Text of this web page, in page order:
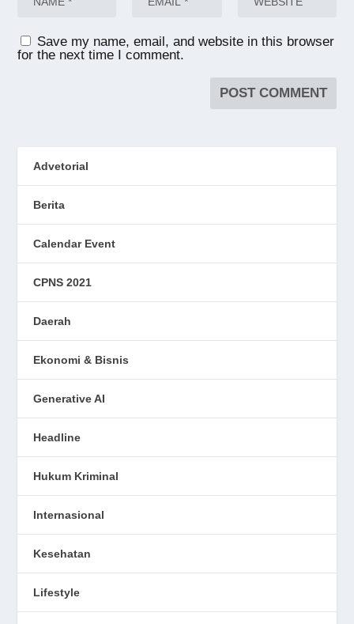
Save my name, email, and website in this browser
for the next time I comment.
Advetorial
Berita
Calendar Event
CPNS 2021
Daerah
Ekonomi & Bisnis
Generative AI
Headline
Hukum Kriminal
Internasional
Kesehatan
Lifestyle